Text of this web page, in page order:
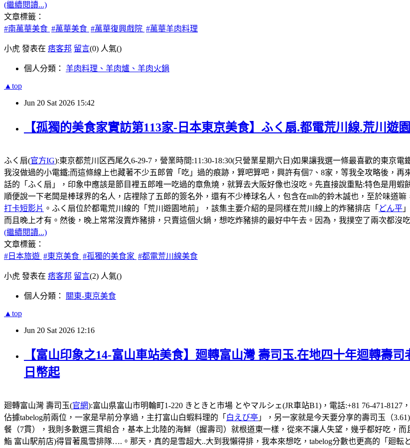
(繼續閱讀...)
文章標籤：
#南萬華美食 #萬華美食 #萬華復興戲院 #萬華羊肉料理
小虎 發表在 痞客邦 留言(0) 人氣()
個人分類： 羊肉料理、羊肉爐、羊肉火鍋
▲top
Jun 20 Sat 2026 15:42
【孤獨的美食家實訪第113家-日本東京美食】ふく扇.都電荒川線.荒川遊
ふく扇(官方IG):東京都荒川区西尾久6-29-7，營業時間:11:30-18:30(只營業星期六日)如果讓我選一條最喜歡的東京
我沒做過的小電鐵;而這條線上也藏著不少五郎曾「吃」過的痕跡，算吧算吧，興許有個7、8家，等我全攻略後，
話的「ふく扇」，印象中應該是節目裡五郎唯一吃過的章魚燒，就算去大阪好像也沒吃。先直接說重點:特色是用蝦
順便說一下老闆是棒球界的名人，店𥚃除了五郎的簽名外，還有不少棒球名人，包含在mlb的鈴木誠也，至於味道
打卡短影片 。ふく扇位於都電荒川線的「荒川遊園地前」，該集主要介紹的是同樣在荒川線上的炸豬排店「 どん平
而且晚上才有。然後，晚上常常沒賣炸豬排，只賣這個火鍋，想吃炸豬排的最好中午去。因為，我撲空了兩次都沒吃
(繼續閱讀...)
文章標籤：
#日本旅遊 #東京美食 #孤獨的美食家 #都電荒川線美食
小虎 發表在 痞客邦 留言(2) 人氣()
個人分類： 關東-東京美食
▲top
Jun 20 Sat 2026 12:16
【富山印象之14-富山車站美食】廻轉富山灣 壽司玉.在地四十年迴轉壽
日幣起
廻轉富山灣 壽司玉(官網):富山県富山市明輪町1-220 きときと市場 とやマルシェ(JR車站B1)，電話:+81 76-471-
佔據tabelog前兩位，一家是早前分享過，主打富山白蝦料理的「 白えび亭 」，另一家就是今天要分享的壽司玉（
餐（7貫），我則多數選三貫組合，基本上北陸的海鮮（握壽司）就根道東一樣，從來不讓人失望，幾乎都好吃，
鮨 富山駅前店)得冒著風雪排隊….。那天，真的是雪超大..大到我懶得排，我本來想吃，tabelog分數也更高的「廻